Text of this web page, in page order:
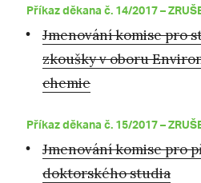
Příkaz děkana č. 14/2017 –
Jmenování komise pro
zkoušky v oboru
chemie
Příkaz děkana č. 15/2017 –
Jmenování komise pro
doktorského studia